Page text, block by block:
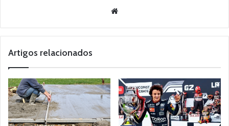
Website
Artigos relacionados